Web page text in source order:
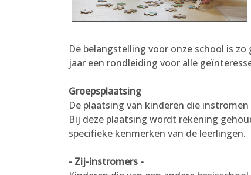
De belangstelling voor onze school is
jaar een rondleiding voor alle
Groepsplaatsing
De plaatsing van kinderen die
Bij deze plaatsing wordt rekening
specifieke kenmerken van de leerlingen.
- Zij-instromers -